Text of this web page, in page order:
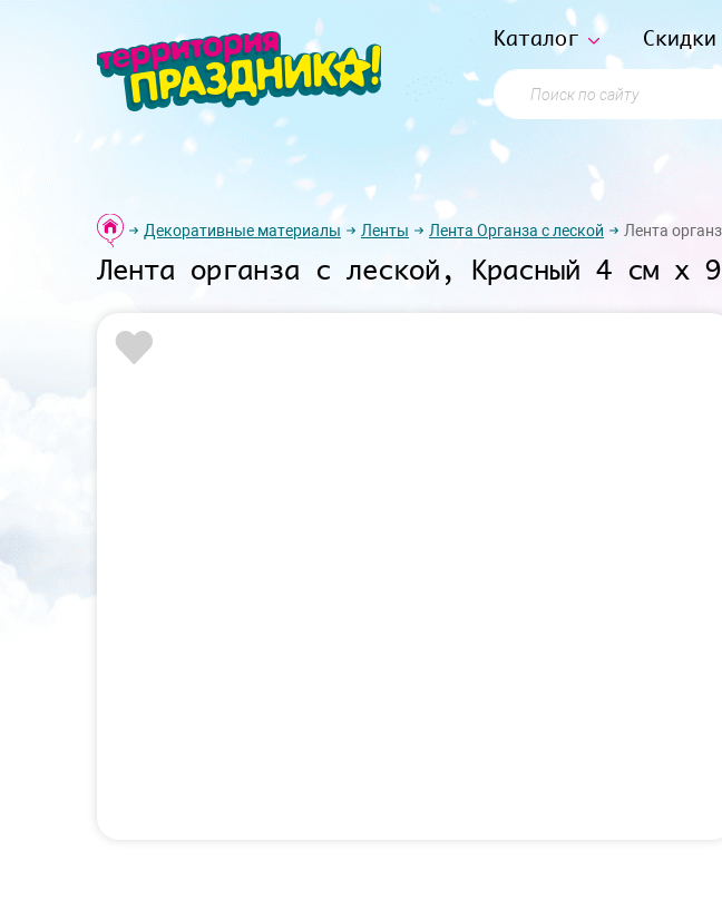
Каталог Скидки
Поиск по сайту
Декоративные материалы Ленты Лента Органза с леской Лента
Лента органза с леской, Красный 4 см х